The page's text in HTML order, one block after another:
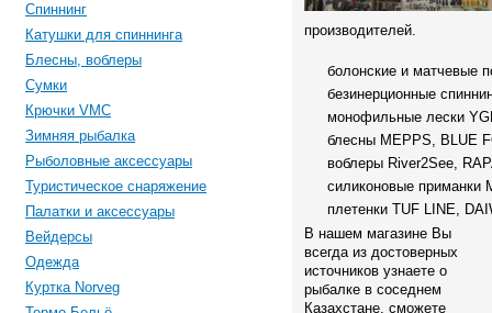
Спиннинг
Катушки для спиннинга
Блесны, воблеры
Сумки
Крючки VMC
Зимняя рыбалка
Рыболовные аксессуары
Туристическое снаряжение
Палатки и аксессуары
Вейдерсы
Одежда
Куртка Norveg
производителей.
болонские и матчевые
безинерционные
монофильные лески
блесны MEPPS, BLUE
воблеры River2See,
силиконовые приманки
плетенки TUF LINE,
В нашем магазине Вы
всегда из достоверных
источников узнаете о
рыбалке в соседнем
Казахстане, сможете